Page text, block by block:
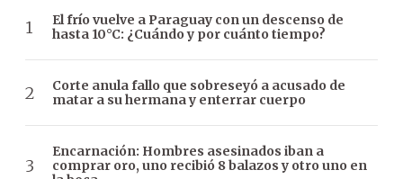
El frío vuelve a Paraguay con un descenso de
hasta 10°C: ¿Cuándo y por cuánto tiempo?
Corte anula fallo que sobreseyó a acusado de
matar a su hermana y enterrar cuerpo
Encarnación: Hombres asesinados iban a
comprar oro, uno recibió 8 balazos y otro uno en